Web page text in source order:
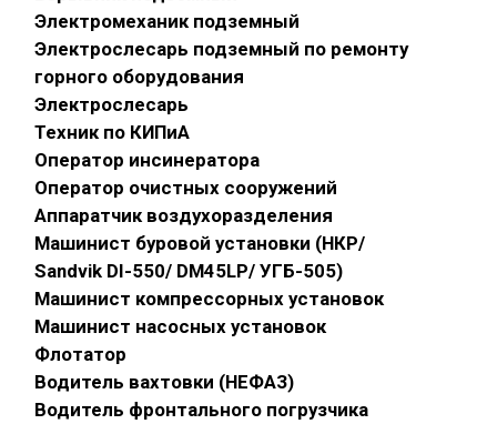
Электромеханик подземный
Электрослесарь подземный по ремонту
горного оборудования
Электрослесарь
Техник по КИПиА
Оператор инсинератора
Оператор очистных сооружений
Аппаратчик воздухоразделения
Машинист буровой установки (НКР/
Sandvik DI-550/ DM45LP/ УГБ-505)
Машинист компрессорных установок
Машинист насосных установок
Флотатор
Водитель вахтовки (НЕФАЗ)
Водитель фронтального погрузчика